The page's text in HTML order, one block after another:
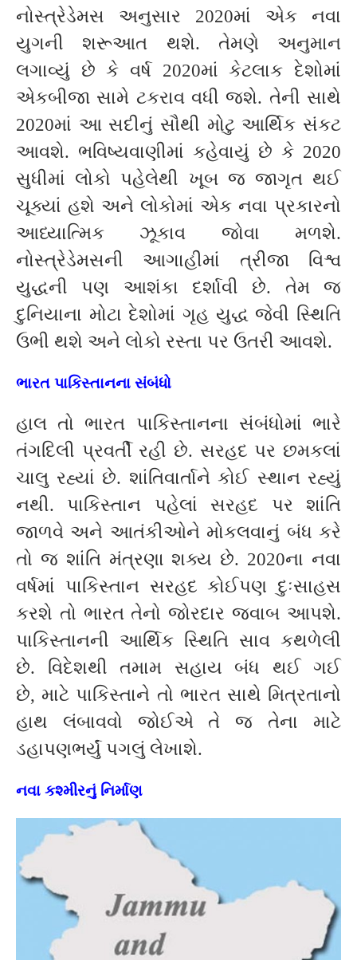
નોસ્ત્રેડેમસ અનુસાર 2020માં એક નવા
યુગની શરૂઆત થશે. તેમણે અનુમાન
લગાવ્યું છે કે વર્ષ 2020માં કેટલાક દેશોમાં
એકબીજા સામે ટકરાવ વધી જશે. તેની સાથે
2020માં આ સદીનું સૌથી મોટુ આર્થિક સંકટ
આવશે. ભવિષ્યવાણીમાં કહેવાયું છે કે 2020
સુધીમાં લોકો પહેલેથી ખૂબ જ જાગૃત થઈ
ચૂક્યાં હશે અને લોકોમાં એક નવા પ્રકારનો
આધ્યાત્મિક ઝૂકાવ જોવા મળશે.
નોસ્ત્રેડેમસની આગાહીમાં ત્રીજા વિશ્વ
યુદ્ધની પણ આશંકા દર્શાવી છે. તેમ જ
દુનિયાના મોટા દેશોમાં ગૃહ યુદ્ધ જેવી સ્થિતિ
ઉભી થશે અને લોકો રસ્તા પર ઉતરી આવશે.
ભારત પાકિસ્તાનના સંબંધો
હાલ તો ભારત પાકિસ્તાનના સંબંધોમાં ભારે
તંગદિલી પ્રવર્તી રહી છે. સરહદ પર છમકલાં
ચાલુ રહ્યાં છે. શાંતિવાર્તાને કોઈ સ્થાન રહ્યું
નથી. પાકિસ્તાન પહેલાં સરહદ પર શાંતિ
જાળવે અને આતંકીઓને મોકલવાનું બંધ કરે
તો જ શાંતિ મંત્રણા શક્ય છે. 2020ના નવા
વર્ષમાં પાકિસ્તાન સરહદ કોઈપણ દુઃસાહસ
કરશે તો ભારત તેનો જોરદાર જવાબ આપશે.
પાકિસ્તાનની આર્થિક સ્થિતિ સાવ કથળેલી
છે. વિદેશથી તમામ સહાય બંધ થઈ ગઈ
છે, માટે પાકિસ્તાને તો ભારત સાથે મિત્રતાનો
હાથ લંબાવવો જોઈએ તે જ તેના માટે
ડહાપણભર્યું પગલું લેખાશે.
નવા કશ્મીરનું નિર્માણ